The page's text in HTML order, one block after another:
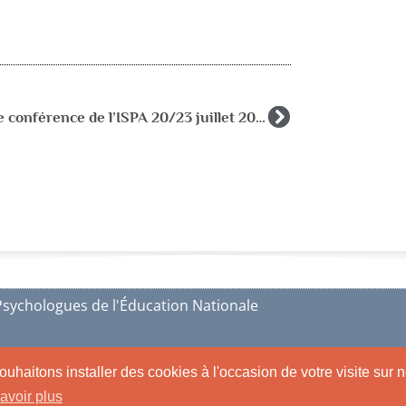
installer des cookies à l'occasion de votre visite sur
plus
38ième conférence de l’ISPA 20/23 juillet 2016
de l'Éducation Nationale
légales